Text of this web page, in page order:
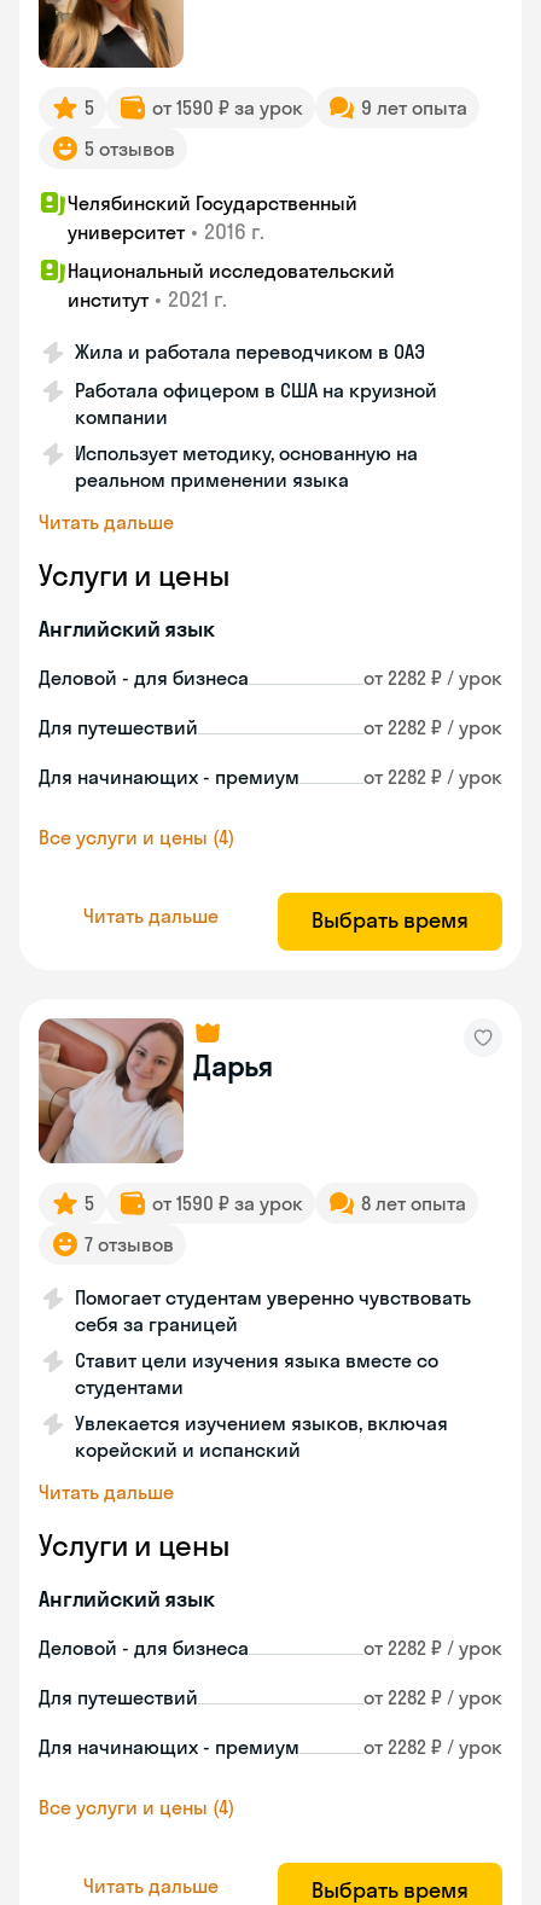
5 от 1590 ₽ за урок
9 лет опыта
5 отзывов
Челябинский Государственный
университет • 2016 г.
Национальный исследовательский
институт • 2021 г.
Жила и работала переводчиком в ОАЭ
Работала офицером в США на круизной
компании
Использует методику, основанную на
реальном применении языка
Читать дальше
Услуги и цены
Английский язык
Деловой - для бизнеса от 2282 ₽ / урок
Для путешествий от 2282 ₽ / урок
Для начинающих - премиум от 2282 ₽ / урок
Все услуги и цены (4)
Читать дальше Выбрать время
Дарья
5 от 1590 ₽ за урок
8 лет опыта
7 отзывов
Помогает студентам уверенно чувствовать
себя за границей
Ставит цели изучения языка вместе со
студентами
Увлекается изучением языков, включая
корейский и испанский
Читать дальше
Услуги и цены
Английский язык
Деловой - для бизнеса от 2282 ₽ / урок
Для путешествий от 2282 ₽ / урок
Для начинающих - премиум от 2282 ₽ / урок
Все услуги и цены (4)
Читать дальше Выбрать время